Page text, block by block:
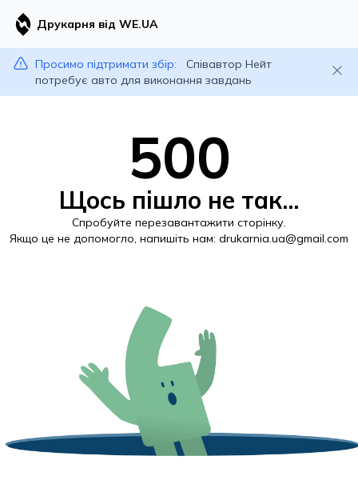
Друкарня від WE.UA
Просимо підтримати збір:
Співавтор Нейт
потребує авто для виконання завдань
500
Щось пішло не так...
Спробуйте перезавантажити сторінку.
Якщо це не допомогло, напишіть нам: drukarnia.ua@gmail.com